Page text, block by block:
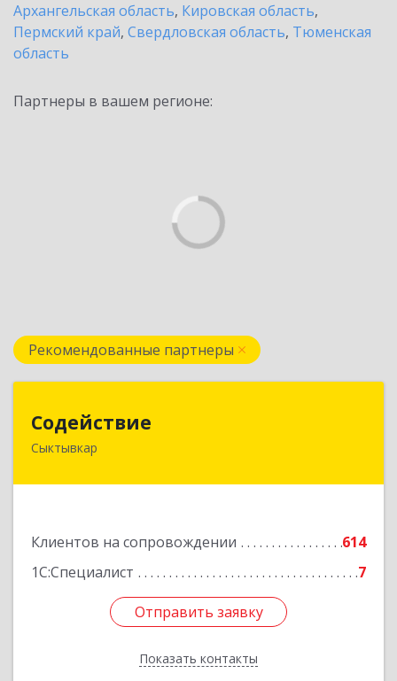
Архангельская область, Кировская область,
Пермский край, Свердловская область, Тюменская
область
Партнеры в вашем регионе:
Рекомендованные партнеры
Содействие
Сыктывкар
Клиентов на сопровождении
614
1С:Специалист
7
Отправить заявку
Показать контакты
167004, Коми Респ, Сыктывкар г, Первомайская
Отправить заявку
Назад